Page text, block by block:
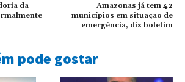
da
Amazonas já tem 42
municípios em situação de
emergência, diz boletim
pode gostar